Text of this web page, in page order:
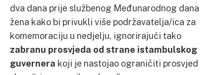
dva dana prije službenog Međunarodnog dana
žena kako bi privukli više podržavatelja/ica za
komemoraciju u nedjelju, ignorirajući tako
zabranu prosvjeda od strane istambulskog
guvernera koji je nastojao ograničiti prosvjed